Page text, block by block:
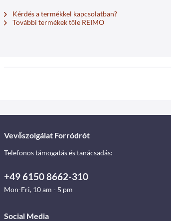
Kérdés a termékkel kapcsolatban?
További termékek tőle REIMO
Vevőszolgálat Forródrót
Telefonos támogatás és tanácsadás:
+49 6150 8662-310
Mon-Fri, 10 am - 5 pm
Social Media